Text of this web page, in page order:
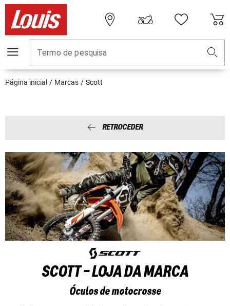
Termo de pesquisa
Página inicial Marcas Scott
RETROCEDER
SCOTT - LOJA DA MARCA
Óculos de motocrosse